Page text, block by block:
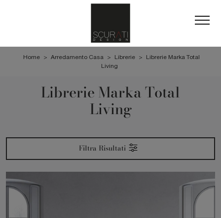
Home > Arredamento Casa > Librerie >
Librerie Marka Total
Living
Librerie Marka Total
Living
Filtra Risultati